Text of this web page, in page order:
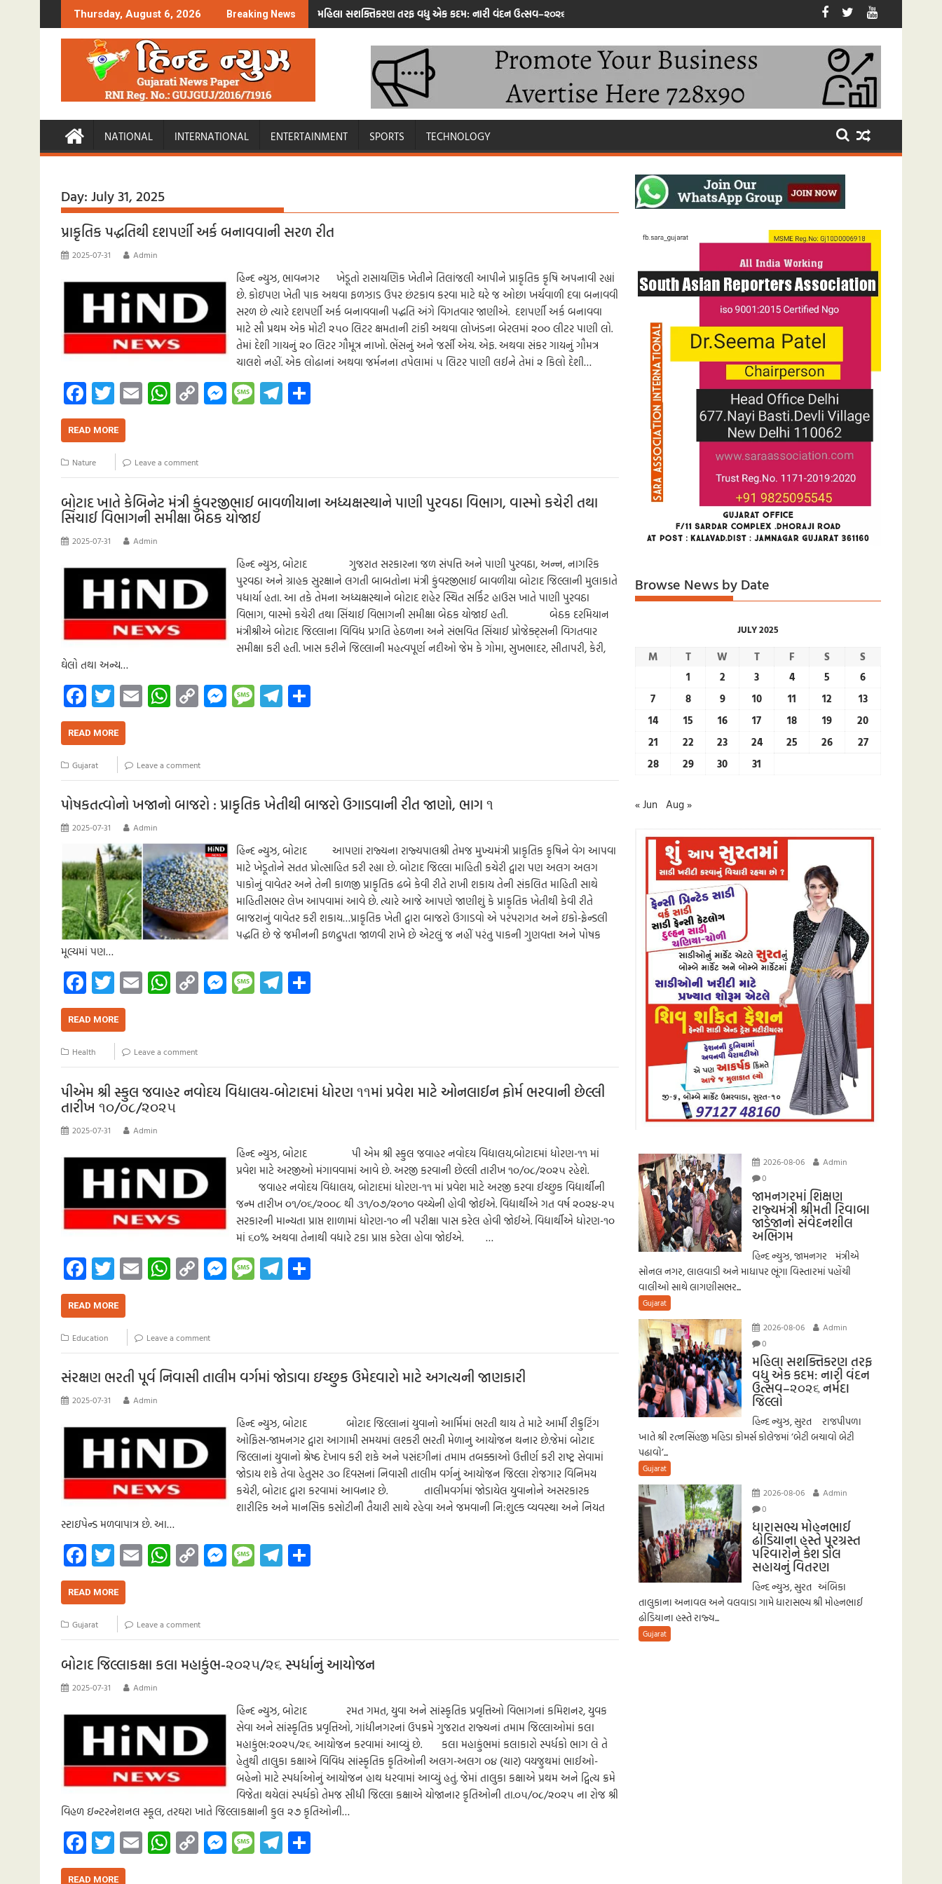
to
content
Thursday, August 6, 2026 Breaking News મહિલા સશક્તિકરણ તરફ વધુ એક કદમ: નારી વંદન ઉત્સવ–૨૦૨૬ નર્મદા જિલ્લો
NATIONAL INTERNATIONAL ENTERTAINMENT SPORTS TECHNOLOGY
Day: July 31, 2025
પ્રાકૃતિક પદ્ધતિથી દશપર્ણી અર્ક બનાવવાની સરળ રીત
2025-07-31 Admin
હિન્દ ન્યુઝ, ભાવનગર ખેડૂતો રાસાયણિક ખેતીને તિલાંજલી આપીને પ્રાકૃતિક કૃષિ અપનાવી રહ્યાં
છે. કોઇપણ ખેતી પાક અથવા ફળઝાડ ઉપર છંટકાવ કરવા માટે ઘરે જ ઓછા ખર્ચવાળી દવા બનાવવી
સરળ છે ત્યારે દશપર્ણી અર્ક બનાવવાની પદ્ધતિ અંગે વિગતવાર જાણીએ. દશપર્ણી અર્ક બનાવવા
માટે સૌ પ્રથમ એક મોટી ૨૫૦ લિટર ક્ષમતાની ટાંકી અથવા લોખંડના બેરલમાં ૨૦૦ લીટર પાણી લો.
તેમાં દેશી ગાયનું ૨૦ લિટર ગૌમૂત્ર નાખો. ભેંસનું અને જર્સી એચ. એફ. અથવા સંકર ગાયનું ગૌમત્ર
ચાલશે નહીં. એક લોઢાનાં અથવા જર્મનના તપેલામાં ૫ લિટર પાણી લઈને તેમાં ૨ કિલો દેશી…
Fa
ce
b
o
o
k
T
wi
tt
er
E
m
W
h
s
A
p
p
C
o
Li
nk
M
es
g
er
M
es
e
Te
le
m
READ MORE
Nature Leave a comment
બોટાદ ખાતે કેબિનેટ મંત્રી કુંવરજીભાઈ બાવળીયાના અધ્યક્ષસ્થાને પાણી પુરવઠા વિભાગ, વાસ્મો કચેરી તથા
સિંચાઈ વિભાગની સમીક્ષા બેઠક યોજાઈ
2025-07-31 Admin
હિન્દ ન્યુઝ, બોટાદ ગુજરાત સરકારના જળ સંપત્તિ અને પાણી પુરવઠા, અન્ન, નાગરિક
પુરવઠા અને ગ્રાહક સુરક્ષાને લગતી બાબતોના મંત્રી કુંવરજીભાઈ બાવળીયા બોટાદ જિલ્લાની મુલાકાતે
પધાર્યા હતા. આ તકે તેમના અધ્યક્ષસ્થાને બોટાદ શહેર સ્થિત સર્કિટ હાઉસ ખાતે પાણી પુરવઠા
વિભાગ, વાસ્મો કચેરી તથા સિંચાઈ વિભાગની સમીક્ષા બેઠક યોજાઈ હતી. બેઠક દરમિયાન
મંત્રીશ્રીએ બોટાદ જિલ્લાના વિવિધ પ્રગતિ હેઠળના અને સંભવિત સિંચાઈ પ્રોજેક્ટ્સની વિગતવાર
સમીક્ષા કરી હતી. ખાસ કરીને જિલ્લાની મહત્વપૂર્ણ નદીઓ જેમ કે ગોમા, સુખભાદર, સીતાપરી, કેરી,
ઘેલો તથા અન્ય…
Fa
ce
b
o
o
k
T
wi
tt
er
E
m
W
h
s
A
p
C
o
y
Li
nk
M
es
g
er
M
es
e
Te
le
m
READ MORE
Gujarat Leave a comment
પોષકતત્વોનો ખજાનો બાજરો : પ્રાકૃતિક ખેતીથી બાજરો ઉગાડવાની રીત જાણો, ભાગ ૧
2025-07-31 Admin
હિન્દ ન્યુઝ, બોટાદ આપણાં રાજ્યના રાજ્યપાલશ્રી તેમજ મુખ્યમંત્રી પ્રાકૃતિક કૃષિને વેગ આપવા
માટે ખેડૂતોને સતત પ્રોત્સાહિત કરી રહ્યા છે. બોટાદ જિલ્લા માહિતી કચેરી દ્વારા પણ અલગ અલગ
પાકોનું વાવેતર અને તેની કાળજી પ્રાકૃતિક ઢબે કેવી રીતે રાખી શકાય તેની સંકલિત માહિતી સાથે
માહિતીસભર લેખ આપવામાં આવે છે. ત્યારે આજે આપણે જાણીશું કે પ્રાકૃતિક ખેતીથી કેવી રીતે
બાજરાનું વાવેતર કરી શકાય…પ્રાકૃતિક ખેતી દ્વારા બાજરો ઉગાડવો એ પરંપરાગત અને ઇકો-ફ્રેન્ડલી
પદ્ધતિ છે જે જમીનની ફળદ્રુપતા જાળવી રાખે છે એટલું જ નહીં પરંતુ પાકની ગુણવત્તા અને પોષક
મૂલ્યમાં પણ…
Fa
ce
b
o
o
k
T
wi
tt
er
E
m
W
h
s
A
p
p
C
o
Li
nk
M
es
g
er
M
es
e
Te
le
m
READ MORE
Health Leave a comment
પીએમ શ્રી સ્કુલ જવાહર નવોદય વિદ્યાલય-બોટાદમાં ધોરણ ૧૧માં પ્રવેશ માટે ઓનલાઈન ફોર્મ ભરવાની છેલ્લી
તારીખ ૧૦/૦૮/૨૦૨૫
2025-07-31 Admin
હિન્દ ન્યુઝ, બોટાદ પી એમ શ્રી સ્કુલ જવાહર નવોદય વિદ્યાલય,બોટાદમાં ધોરણ-૧૧ માં
પ્રવેશ માટે અરજીઓ મંગાવવામાં આવે છે. અરજી કરવાની છેલ્લી તારીખ ૧૦/૦૮/૨૦૨૫ રહેશે.
જવાહર નવોદય વિદ્યાલય, બોટાદમાં ધોરણ-૧૧ માં પ્રવેશ માટે અરજી કરવા ઈચ્છુક વિદ્યાર્થીની
જન્મ તારીખ ૦૧/૦૬/૨૦૦૮ થી ૩૧/૦૭/૨૦૧૦ વચ્ચેની હોવી જોઈએ. વિદ્યાર્થીએ ગત વર્ષ ૨૦૨૪-૨૫
સરકારની માન્યતા પ્રાપ્ત શાળામાં ધોરણ-૧૦ ની પરીક્ષા પાસ કરેલ હોવી જોઈએ. વિદ્યાર્થીએ ધોરણ-૧૦
માં ૬૦% અથવા તેનાથી વધારે ટકા પ્રાપ્ત કરેલા હોવા જોઈએ. …
Fa
ce
b
o
o
k
T
wi
tt
er
E
m
W
h
s
A
p
C
o
y
Li
nk
M
es
g
er
M
es
e
Te
le
m
READ MORE
Education Leave a comment
સંરક્ષણ ભરતી પૂર્વ નિવાસી તાલીમ વર્ગમાં જોડાવા ઇચ્છુક ઉમેદવારો માટે અગત્યની જાણકારી
2025-07-31 Admin
હિન્દ ન્યુઝ, બોટાદ બોટાદ જિલ્લાનાં યુવાનો આર્મિમાં ભરતી થાય તે માટે આર્મી રીક્રુટિંગ
ઓફિસ-જામનગર દ્વારા આગામી સમયમાં લશ્કરી ભરતી મેળાનુ આયોજન થનાર છે.જેમાં બોટાદ
જિલ્લાનાં યુવાનો શ્રેષ્ઠ દેખાવ કરી શકે અને પસંદગીનાં તમામ તબક્કાઓ ઉત્તીર્ણ કરી રાષ્ટ્ર સેવામાં
જોડાય શકે તેવા હેતુસર ૩૦ દિવસનાં નિવાસી તાલીમ વર્ગનું આયોજન જિલ્લા રોજગાર વિનિમય
કચેરી, બોટાદ દ્વારા કરવામાં આવનાર છે. તાલીમવર્ગમાં જોડાયેલ યુવાનોને અસરકારક
શારીરિક અને માનસિક કસોટીની તૈયારી સાથે રહેવા અને જમવાની નિ:શુલ્ક વ્યવસ્થા અને નિયત
સ્ટાઇપેન્ડ મળવાપાત્ર છે. આ…
Fa
ce
b
o
o
k
T
wi
tt
er
E
m
W
h
s
A
p
C
o
y
Li
nk
M
es
g
er
M
es
e
Te
le
m
READ MORE
Gujarat Leave a comment
બોટાદ જિલ્લાકક્ષા કલા મહાકુંભ-૨૦૨૫/૨૬ સ્પર્ધાનું આયોજન
2025-07-31 Admin
હિન્દ ન્યુઝ, બોટાદ રમત ગમત, યુવા અને સાંસ્કૃતિક પ્રવૃત્તિઓ વિભાગનાં કમિશનર, યુવક
સેવા અને સાંસ્કૃતિક પ્રવૃત્તિઓ, ગાંધીનગરનાં ઉપક્રમે ગુજરાત રાજ્યનાં તમામ જિલ્લાઓમાં કલા
મહાકુંભ:૨૦૨૫/૨૬ આયોજન કરવામાં આવ્યું છે. કલા મહાકુંભમાં કલાકારો સ્પર્ધકો ભાગ લે તે
હેતુથી તાલુકા કક્ષાએ વિવિધ સાંસ્કૃતિક કૃતિઓની અલગ-અલગ ૦૪ (ચાર) વયજુથમાં ભાઈઓ-
બહેનો માટે સ્પર્ધાઓનું આયોજન હાથ ધરવામાં આવ્યું હતું. જેમાં તાલુકા કક્ષાએ પ્રથમ અને દ્વિત્ય ક્રમે
વિજેતા થયેલાં સ્પર્ધકો તેમજ સીધી જિલ્લા કક્ષાએ યોજાનાર કૃતિઓની તા.૦૫/૦૮/૨૦૨૫ ના રોજ શ્રી
વિહળ ઇન્ટરનેશનલ સ્કૂલ, તરઘરા ખાતે જિલ્લાકક્ષાની કુલ ૨૭ કૃતિઓની…
Fa
ce
T
wi
E
m
W
h
C
o
M
es
M
es
Te
le
READ MORE
Browse News by Date
JULY 2025
M T W T F S
S
1
2 3 4 5
6
7
8 9 10 11 12
13
14
15 16 17 18 19
20
21
22 23 24 25 26
27
28
29 30 31
« Jun Aug »
2026-08-06
Admin
0
જામનગરમાં શિક્ષણ
રાજ્યમંત્રી શ્રીમતી રિવાબા
જાડેજાનો સંવેદનશીલ
અભિગમ
હિન્દ ન્યુઝ, જામનગર મંત્રીએ
સોનલ નગર, લાલવાડી અને માધાપર ભૂંગા વિસ્તારમાં પહોંચી
વાલીઓ સાથે લાગણીસભર...
Gujarat
2026-08-06
Admin
0
મહિલા સશક્તિકરણ તરફ
વધુ એક કદમ: નારી વંદન
ઉત્સવ–૨૦૨૬ નર્મદા
જિલ્લો
હિન્દ ન્યુઝ, સુરત રાજપીપળા
ખાતે શ્રી રત્નસિંહજી મહિડા કોમર્સ કોલેજમાં ‘બેટી બચાવો બેટી
પઢાવો’...
Gujarat
2026-08-06
Admin
0
ધારાસભ્ય મોહનભાઈ
ઢોડિયાના હસ્તે પૂરગ્રસ્ત
પરિવારોને કેશ ડોલ
સહાયનું વિતરણ
હિન્દ ન્યુઝ, સુરત અંબિકા
તાલુકાના અનાવલ અને વલવાડા ગામે ધારાસભ્ય શ્રી મોહનભાઈ
ઢોડિયાના હસ્તે રાજ્ય...
Gujarat